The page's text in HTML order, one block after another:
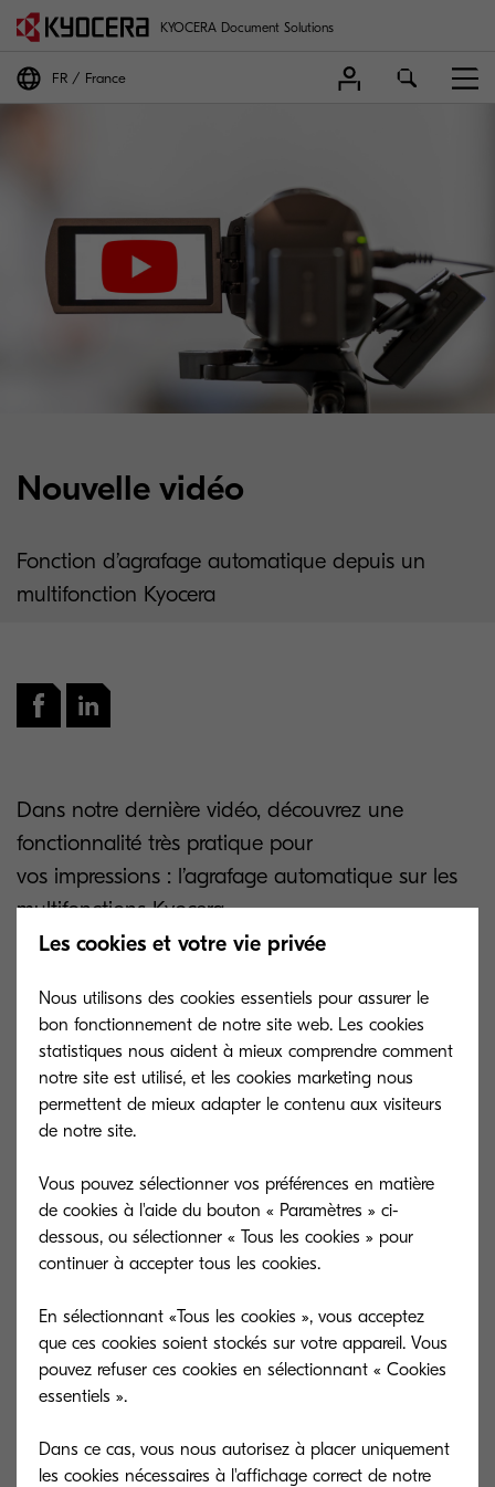
KYOCERA Document Solutions
FR France
Nouvelle vidéo
Fonction d’agrafage automatique depuis un
multifonction Kyocera
Dans notre dernière vidéo, découvrez une
fonctionnalité très pratique pour
vos impressions : l’agrafage automatique sur les
multifonctions Kyocera.
présentées :
Depuis un ordinateur (agrafage online)
Depuis le module de finition (agrafage
Avec ces deux méthodes, profitez d'une solution
simple et efficace pour vos tâches d'impression.
Si cette vidéo vous a été utile, n’hésitez pas à
mettre un j’aime, vous abonner à la chaîne et
activer la cloche pour ne rien manquer de nos
Les cookies et votre vie privée
Nous utilisons des cookies essentiels pour assurer le
bon fonctionnement de notre site web. Les cookies
statistiques nous aident à mieux comprendre comment
notre site est utilisé, et les cookies marketing nous
permettent de mieux adapter le contenu aux visiteurs
de notre site.
Vous pouvez sélectionner vos préférences en matière
de cookies à l'aide du bouton « Paramètres » ci-
dessous, ou sélectionner « Tous les cookies » pour
continuer à accepter tous les cookies.
En sélectionnant «Tous les cookies », vous acceptez
que ces cookies soient stockés sur votre appareil. Vous
pouvez refuser ces cookies en sélectionnant « Cookies
essentiels ».
Dans ce cas, vous nous autorisez à placer uniquement
les cookies nécessaires à l'affichage correct de notre